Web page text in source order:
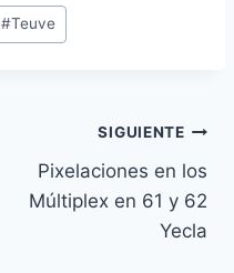
#Teuve
SIGUIENTE
Pixelaciones en los
Múltiplex en 61 y 62
Yecla